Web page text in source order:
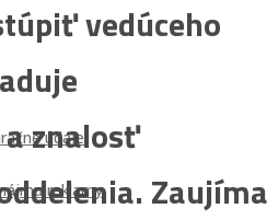
údaje
reklamy
vedúceho
znalosť
Zaujíma